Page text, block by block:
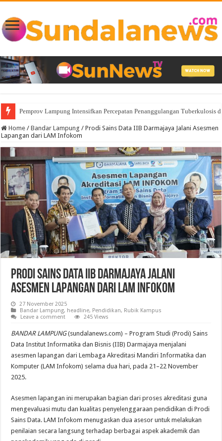
Pemprov Lampung Intensifkan Percepatan Penanggulangan Tuberkulosis
Home / Bandar Lampung / Prodi Sains Data IIB Darmajaya Jalani Asesmen
Lapangan dari LAM Infokom
Prodi Sains Data IIB Darmajaya Jalani
Asesmen Lapangan dari LAM Infokom
27 November 2025
Bandar Lampung, headline, Pendidikan, Rubik Kampus
Leave a comment
245 Views
BANDAR LAMPUNG(sundalanews.com) – Program Studi (Prodi) Sains
Data Institut Informatika dan Bisnis (IIB) Darmajaya menjalani
asesmen lapangan dari Lembaga Akreditasi Mandiri Informatika dan
Komputer (LAM Infokom) selama dua hari, pada 21–22 November
2025.
Asesmen lapangan ini merupakan bagian dari proses akreditasi guna
mengevaluasi mutu dan kualitas penyelenggaraan pendidikan di Prodi
Sains Data. LAM Infokom menugaskan dua asesor untuk melakukan
penilaian secara langsung terhadap berbagai aspek akademik dan